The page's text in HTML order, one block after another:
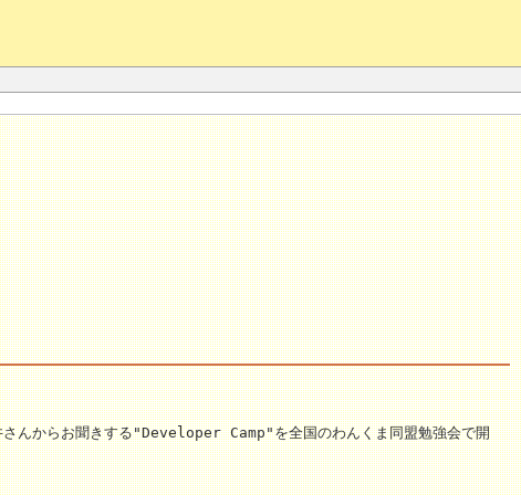
さんからお聞きする"Developer Camp"を全国のわんくま同盟勉強会で開